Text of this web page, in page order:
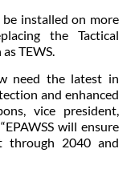
installed on more
the Tactical
TEWS.
need the latest in
and enhanced
vice president,
will ensure
through 2040 and